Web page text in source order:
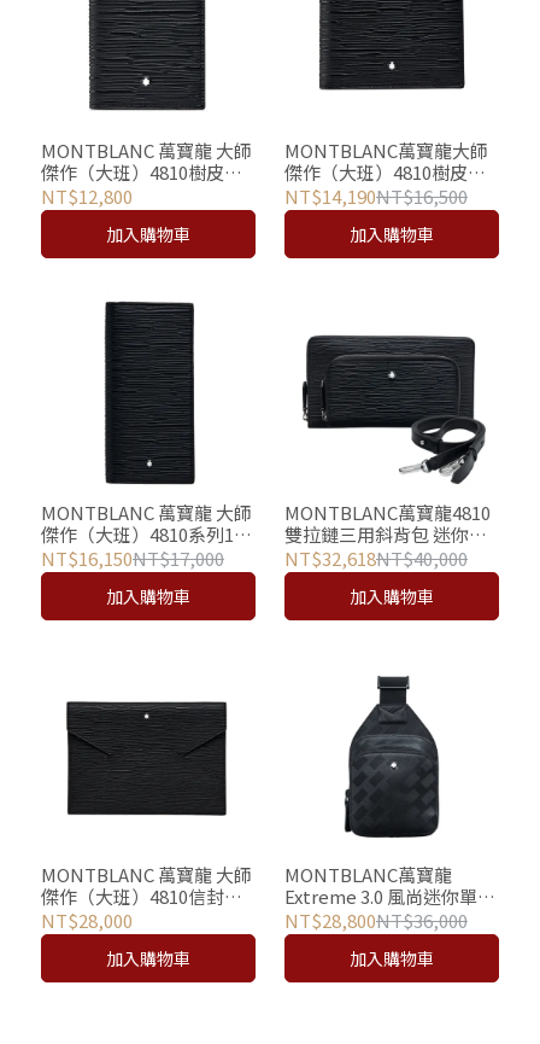
MONTBLANC 萬寶龍 大師
傑作（大班）4810樹皮印
花4卡名片夾
NT$12,800
加入購物車
MONTBLANC萬寶龍大師
傑作（大班）4810樹皮印
花6卡雙ID證件視窗短夾
NT$14,190NT$16,500
加入購物車
MONTBLANC 萬寶龍 大師
傑作（大班）4810系列15
卡長夾
NT$16,150NT$17,000
加入購物車
MONTBLANC萬寶龍4810
雙拉鏈三用斜背包 迷你包
(肩背/手拿/附掛)
NT$32,618NT$40,000
加入購物車
MONTBLANC 萬寶龍 大師
傑作（大班）4810信封型
收納包/手拿包/平板包
NT$28,000
加入購物車
MONTBLANC萬寶龍
Extreme 3.0 風尚迷你單肩
包 / 胸包 (灰藍)
NT$28,800NT$36,000
加入購物車